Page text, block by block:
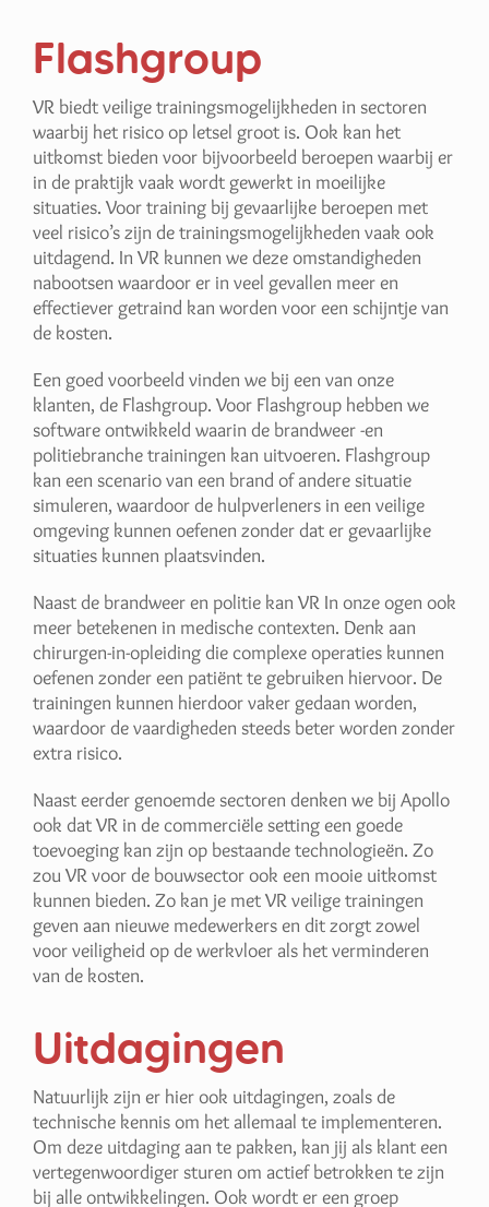
Flashgroup
VR biedt veilige trainingsmogelijkheden in sectoren
waarbij het risico op letsel groot is. Ook kan het
uitkomst bieden voor bijvoorbeeld beroepen waarbij er
in de praktijk vaak wordt gewerkt in moeilijke
situaties. Voor training bij gevaarlijke beroepen met
veel risico’s zijn de trainingsmogelijkheden vaak ook
uitdagend. In VR kunnen we deze omstandigheden
nabootsen waardoor er in veel gevallen meer en
effectiever getraind kan worden voor een schijntje van
de kosten.
Een goed voorbeeld vinden we bij een van onze
klanten, de Flashgroup. Voor Flashgroup hebben we
software ontwikkeld waarin de brandweer -en
politiebranche trainingen kan uitvoeren. Flashgroup
kan een scenario van een brand of andere situatie
simuleren, waardoor de hulpverleners in een veilige
omgeving kunnen oefenen zonder dat er gevaarlijke
situaties kunnen plaatsvinden.
Naast de brandweer en politie kan VR In onze ogen ook
meer betekenen in medische contexten. Denk aan
chirurgen-in-opleiding die complexe operaties kunnen
oefenen zonder een patiënt te gebruiken hiervoor. De
trainingen kunnen hierdoor vaker gedaan worden,
waardoor de vaardigheden steeds beter worden zonder
extra risico.
Naast eerder genoemde sectoren denken we bij Apollo
ook dat VR in de commerciële setting een goede
toevoeging kan zijn op bestaande technologieën. Zo
zou VR voor de bouwsector ook een mooie uitkomst
kunnen bieden. Zo kan je met VR veilige trainingen
geven aan nieuwe medewerkers en dit zorgt zowel
voor veiligheid op de werkvloer als het verminderen
van de kosten.
Uitdagingen
Natuurlijk zijn er hier ook uitdagingen, zoals de
technische kennis om het allemaal te implementeren.
Om deze uitdaging aan te pakken, kan jij als klant een
vertegenwoordiger sturen om actief betrokken te zijn
bij alle ontwikkelingen. Ook wordt er een groep